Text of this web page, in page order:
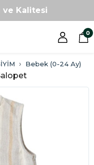
ve Kalitesi
ve Kalitesi
0
Bebek (0-24 Ay)